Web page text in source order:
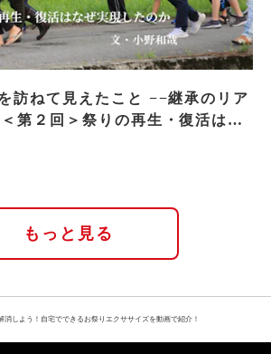
訪ねて見えたこと −−継承のリア
第２回＞祭りの再生・復活はな
もっと見る
消しよう！自宅でできるお祭りエクササイズを動画で紹介！